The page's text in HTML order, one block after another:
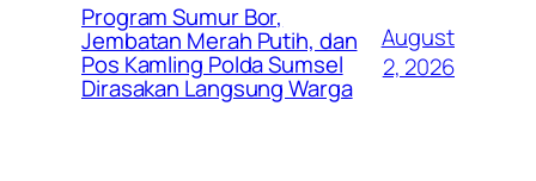
Program Sumur Bor,
Jembatan Merah Putih, dan
Pos Kamling Polda Sumsel
Dirasakan Langsung Warga
August
2, 2026